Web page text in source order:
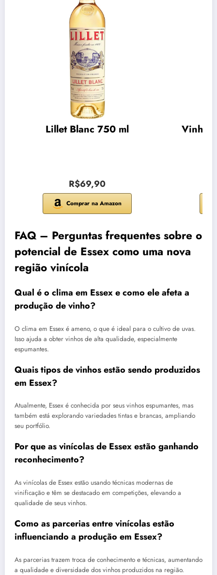
Lillet Blanc 750 ml
R$69,90
Comprar na Amazon
Vinho
FAQ – Perguntas frequentes sobre o
potencial de Essex como uma nova
região vinícola
Qual é o clima em Essex e como ele afeta a
produção de vinho?
O clima em Essex é ameno, o que é ideal para o cultivo de uvas.
Isso ajuda a obter vinhos de alta qualidade, especialmente
espumantes.
Quais tipos de vinhos estão sendo produzidos
em Essex?
Atualmente, Essex é conhecida por seus vinhos espumantes, mas
também está explorando variedades tintas e brancas, ampliando
seu portfólio.
Por que as vinícolas de Essex estão ganhando
reconhecimento?
As vinícolas de Essex estão usando técnicas modernas de
vinificação e têm se destacado em competições, elevando a
qualidade de seus vinhos.
Como as parcerias entre vinícolas estão
influenciando a produção em Essex?
As parcerias trazem troca de conhecimento e técnicas, aumentando
a qualidade e diversidade dos vinhos produzidos na região.